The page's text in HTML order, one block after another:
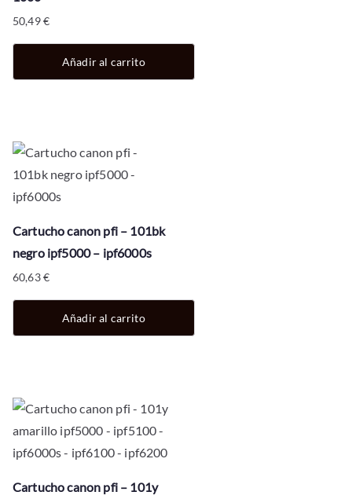
50,49€
Añadir al carrito
Cartucho canon pfi – 101bk
negro ipf5000 – ipf6000s
60,63€
Añadir al carrito
Cartucho canon pfi – 101y